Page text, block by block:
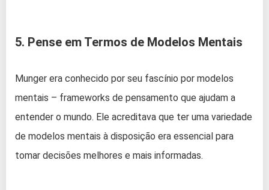
5. Pense em Termos de Modelos Mentais
Munger era conhecido por seu fascínio por modelos
mentais – frameworks de pensamento que ajudam a
entender o mundo. Ele acreditava que ter uma variedade
de modelos mentais à disposição era essencial para
tomar decisões melhores e mais informadas.